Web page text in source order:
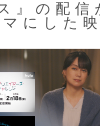
』の配信
にした